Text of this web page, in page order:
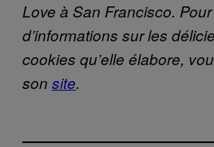
Love à San Francisco.
d’informations sur les
cookies qu’elle élabore,
son site.